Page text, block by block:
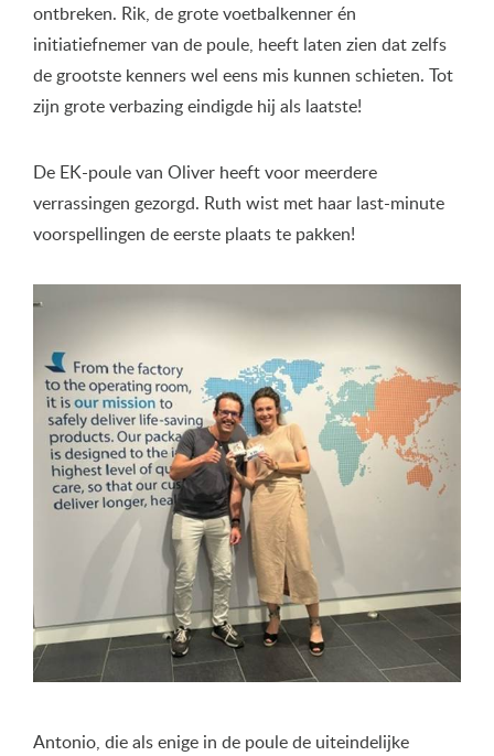
ontbreken. Rik, de grote voetbalkenner én
initiatiefnemer van de poule, heeft laten zien dat zelfs
de grootste kenners wel eens mis kunnen schieten. Tot
zijn grote verbazing eindigde hij als laatste!
De EK-poule van Oliver heeft voor meerdere
verrassingen gezorgd. Ruth wist met haar last-minute
voorspellingen de eerste plaats te pakken!
Antonio, die als enige in de poule de uiteindelijke